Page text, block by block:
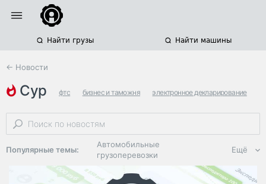
Найти грузы Найти машины
← Новости
сур фтс бизнес и таможня электронное декларирование
Популярные темы:
Автомобильные
грузоперевозки
Региональная
Ещё